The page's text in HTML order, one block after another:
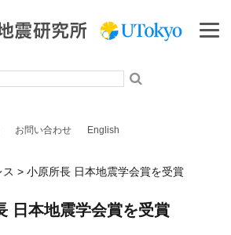
お問い合わせ English
小原所長 日本地震学会賞を受賞
日本地震学会賞を受賞